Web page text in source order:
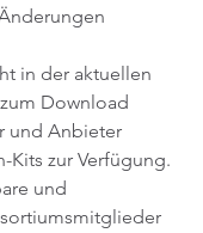
in der aktuellen
Download
und Anbieter
zur Verfügung.
und